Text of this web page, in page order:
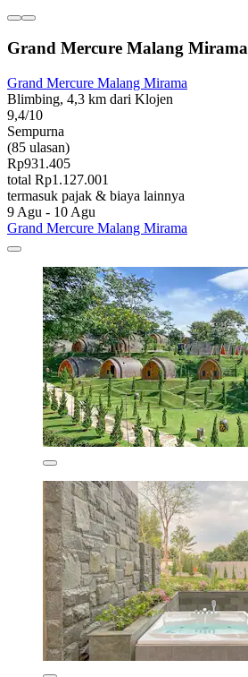
Grand Mercure Malang Mirama
Grand Mercure Malang Mirama
Blimbing, 4,3 km dari Klojen
9,4/10
Sempurna
(85 ulasan)
Rp931.405
total Rp1.127.001
termasuk pajak & biaya lainnya
9 Agu - 10 Agu
Grand Mercure Malang Mirama